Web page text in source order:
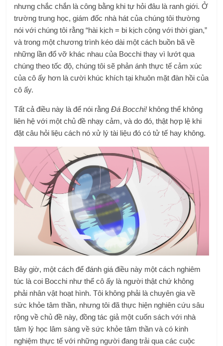
nhưng chắc chắn là công bằng khi tự hỏi đâu là ranh giới. Ở
trường trung học, giám đốc nhà hát của chúng tôi thường
nói với chúng tôi rằng “hài kịch = bi kịch cộng với thời gian,”
và trong một chương trình kéo dài một cách buồn bã về
những lần đổ vỡ khác nhau của Bocchi thay vì lướt qua
chúng theo tốc độ, chúng tôi sẽ phản ánh thực tế cảm xúc
của cô ấy hơn là cười khúc khích tại khuôn mặt đàn hồi của
cô ấy.
Tất cả điều này là để nói rằngĐá Bocchi! không thể không
liên hệ với một chủ đề nhạy cảm, và do đó, thật hợp lệ khi
đặt câu hỏi liệu cách nó xử lý tài liệu đó có tử tế hay không.
Bây giờ, một cách để đánh giá điều này một cách nghiêm
túc là coi Bocchi như thể cô ấy là người thật chứ không
phải nhân vật hoạt hình. Tôi không phải là chuyên gia về
sức khỏe tâm thần, nhưng tôi đã thực hiện nghiên cứu sâu
rộng về chủ đề này, đồng tác giả một cuốn sách với nhà
tâm lý học lâm sàng về sức khỏe tâm thần và có kinh
nghiệm thực tế với những người đang trải qua các cuộc